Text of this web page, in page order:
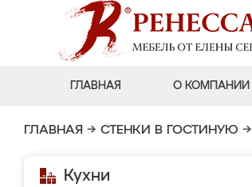
ГЛАВНАЯ О КОМПАНИИ
ГЛАВНАЯ → СТЕНКИ В ГОСТИНУЮ →
Кухни